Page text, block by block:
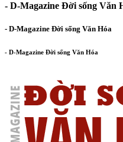
- D-Magazine Đời sống Văn
- D-Magazine Đời sống Văn Hóa
- D-Magazine Đời sống Văn Hóa